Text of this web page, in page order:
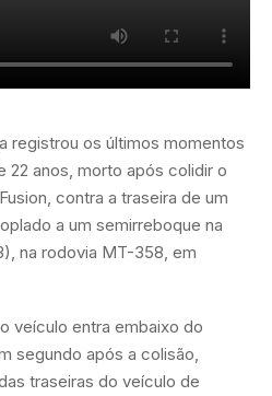
registrou os últimos momentos
22 anos, morto após colidir o
contra a traseira de um
a um semirreboque na
na rodovia MT-358, em
veículo entra embaixo do
segundo após a colisão,
traseiras do veículo de